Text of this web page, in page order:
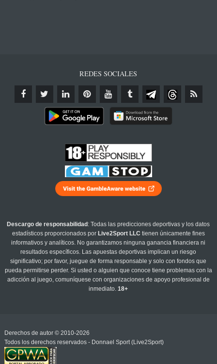
REDES SOCIALES
Descargo de responsabilidad : Todas las predicciones deportivas y los datos
estadísticos proporcionados por Live2Sport LLC tienen únicamente fines
informativos y analíticos. No garantizamos ninguna ganancia financiera ni
resultados específicos. Las apuestas deportivas implican un riesgo
significativo; por favor, juegue de forma responsable y solo con fondos que
pueda permitirse perder. Si usted o alguien que conoce tiene problemas con la
adicción al juego, comuníquese con organizaciones de apoyo profesional de
inmediato.18+
Derechos de autor © 2010-2026
Todos los derechos reservados - Donnael Sport (Live2Sport)